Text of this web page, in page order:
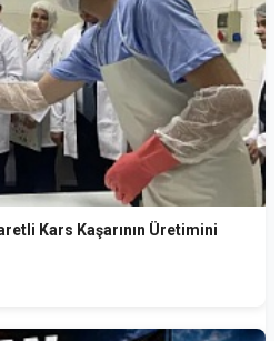
Kars Kaşarının Üretimini